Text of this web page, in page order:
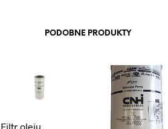
PODOBNE PRODUKTY
Filtr oleju